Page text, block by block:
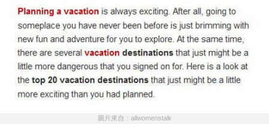
圖片來自：allwomenstalk